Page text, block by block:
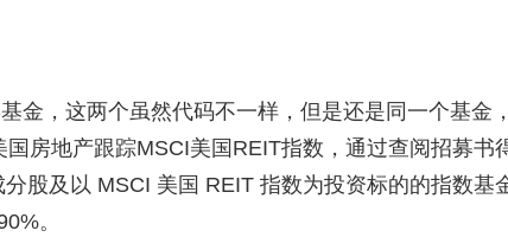
金，这两个虽然代码不一样，但是还是同一个基金
房地产跟踪MSCI美国REIT指数，通过查阅招募书
股及以 MSCI 美国 REIT 指数为投资标的的指数基
。